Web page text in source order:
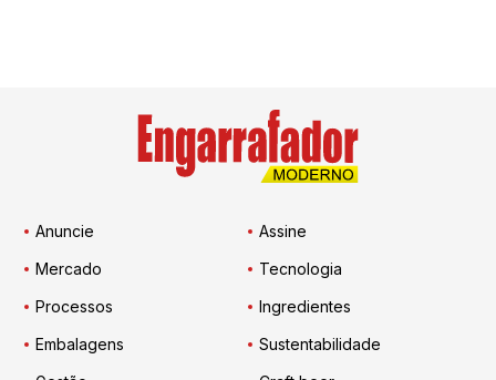
Anuncie
Assine
Mercado
Tecnologia
Processos
Ingredientes
Embalagens
Sustentabilidade